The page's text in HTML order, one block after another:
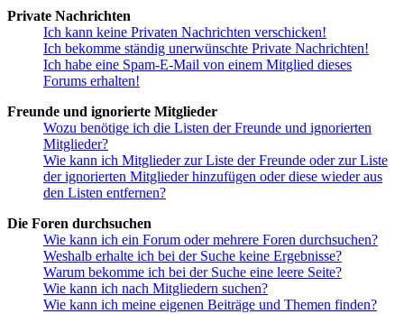
Private Nachrichten
Ich kann keine Privaten Nachrichten verschicken!
Ich bekomme ständig unerwünschte Private Nachrichten!
Ich habe eine Spam-E-Mail von einem Mitglied dieses
Forums erhalten!
Freunde und ignorierte Mitglieder
Wozu benötige ich die Listen der Freunde und ignorierten
Mitglieder?
Wie kann ich Mitglieder zur Liste der Freunde oder zur Liste
der ignorierten Mitglieder hinzufügen oder diese wieder aus
den Listen entfernen?
Die Foren durchsuchen
Wie kann ich ein Forum oder mehrere Foren durchsuchen?
Weshalb erhalte ich bei der Suche keine Ergebnisse?
Warum bekomme ich bei der Suche eine leere Seite?
Wie kann ich nach Mitgliedern suchen?
Wie kann ich meine eigenen Beiträge und Themen finden?